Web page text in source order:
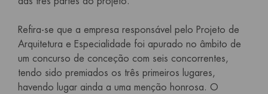
Refira-se que a empresa responsável pelo Projeto de
Arquitetura e Especialidade foi apurado no âmbito de
um concurso de conceção com seis concorrentes,
tendo sido premiados os três primeiros lugares,
havendo lugar ainda a uma menção honrosa. O